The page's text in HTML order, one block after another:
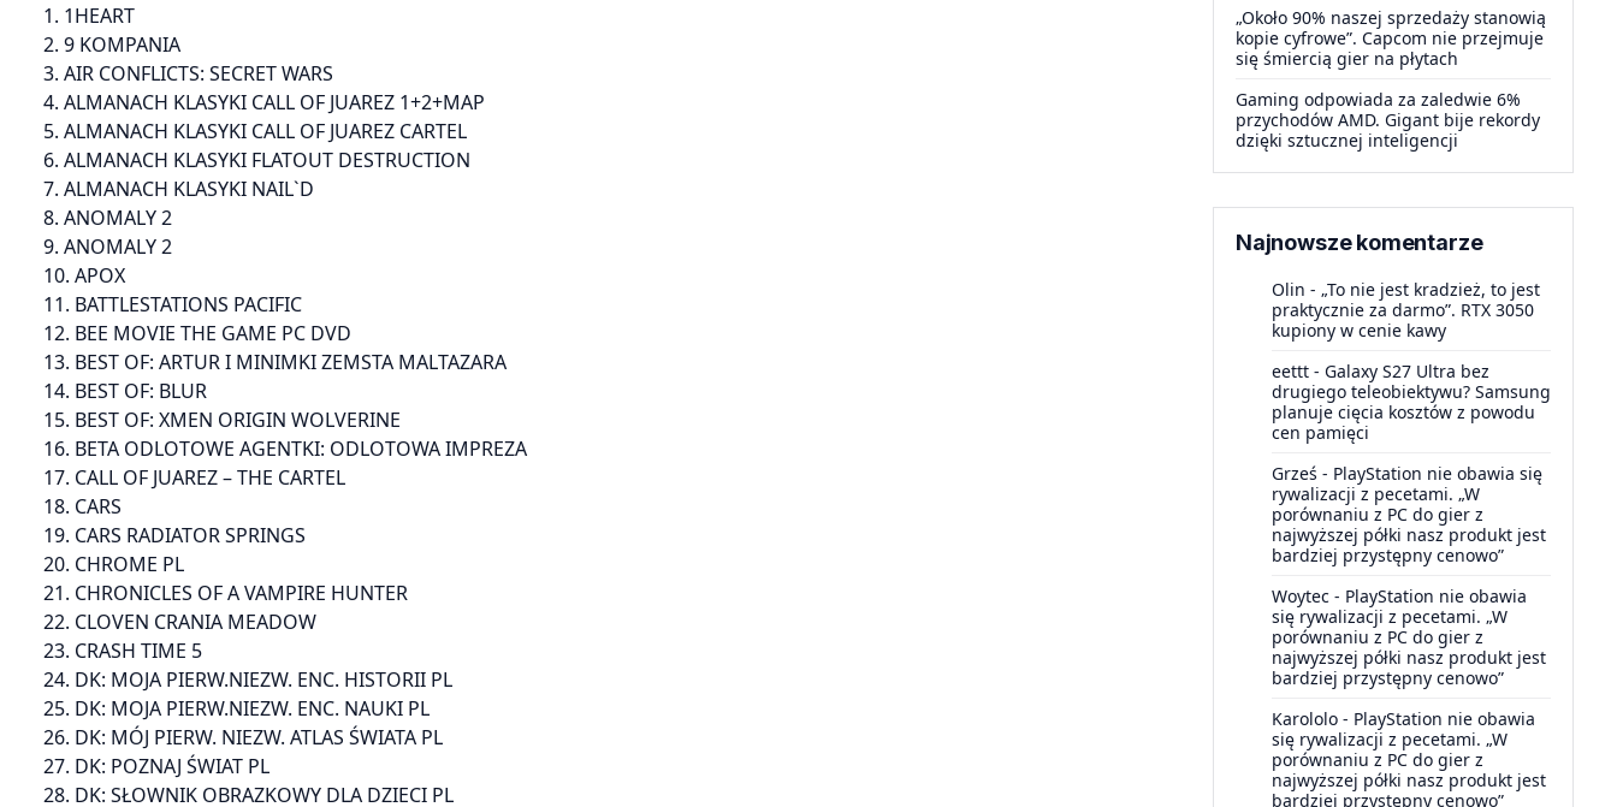
1. 1HEART
2. 9 KOMPANIA
3. AIR CONFLICTS: SECRET WARS
4. ALMANACH KLASYKI CALL OF JUAREZ 1+2+MAP
5. ALMANACH KLASYKI CALL OF JUAREZ CARTEL
6. ALMANACH KLASYKI FLATOUT DESTRUCTION
7. ALMANACH KLASYKI NAIL`D
8. ANOMALY 2
9. ANOMALY 2
10. APOX
11. BATTLESTATIONS PACIFIC
12. BEE MOVIE THE GAME PC DVD
13. BEST OF: ARTUR I MINIMKI ZEMSTA MALTAZARA
14. BEST OF: BLUR
15. BEST OF: XMEN ORIGIN WOLVERINE
16. BETA ODLOTOWE AGENTKI: ODLOTOWA IMPREZA
17. CALL OF JUAREZ – THE CARTEL
18. CARS
19. CARS RADIATOR SPRINGS
20. CHROME PL
21. CHRONICLES OF A VAMPIRE HUNTER
22. CLOVEN CRANIA MEADOW
23. CRASH TIME 5
24. DK: MOJA PIERW.NIEZW. ENC. HISTORII PL
25. DK: MOJA PIERW.NIEZW. ENC. NAUKI PL
26. DK: MÓJ PIERW. NIEZW. ATLAS ŚWIATA PL
27. DK: POZNAJ ŚWIAT PL
28. DK: SŁOWNIK OBRAZKOWY DLA DZIECI PL
„Około 90% naszej sprzedaży stanowią
kopie cyfrowe”. Capcom nie przejmuje
się śmiercią gier na płytach
Gaming odpowiada za zaledwie 6%
przychodów AMD. Gigant bije rekordy
dzięki sztucznej inteligencji
Najnowsze komentarze
Olin - „To nie jest kradzież, to jest
praktycznie za darmo”. RTX 3050
kupiony w cenie kawy
eettt - Galaxy S27 Ultra bez
drugiego teleobiektywu? Samsung
planuje cięcia kosztów z powodu
cen pamięci
Grześ - PlayStation nie obawia się
rywalizacji z pecetami. „W
porównaniu z PC do gier z
najwyższej półki nasz produkt jest
bardziej przystępny cenowo”
Woytec - PlayStation nie obawia
się rywalizacji z pecetami. „W
porównaniu z PC do gier z
najwyższej półki nasz produkt jest
bardziej przystępny cenowo”
Karololo - PlayStation nie obawia
się rywalizacji z pecetami. „W
porównaniu z PC do gier z
najwyższej półki nasz produkt jest
bardziej przystępny cenowo”